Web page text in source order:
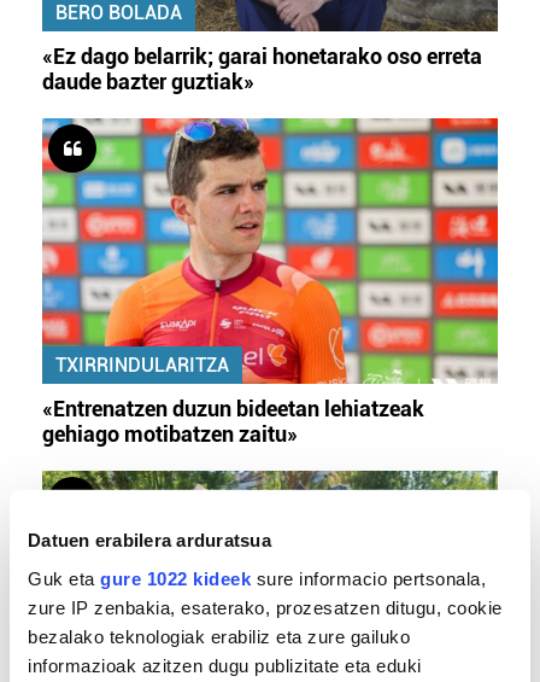
Datuen erabilera arduratsua
Guk eta gure 1022 kideek sure informacio pertsonala,
zure IP zenbakia, esaterako, prozesatzen ditugu, cookie
bezalako teknologiak erabiliz eta zure gailuko
informazioak azitzen dugu publizitate eta eduki
BERO BOLADA
«Ez dago belarrik; garai honetarako oso erreta
daude bazter guztiak»
TXIRRINDULARITZA
«Entrenatzen duzun bideetan lehiatzeak
gehiago motibatzen zaitu»